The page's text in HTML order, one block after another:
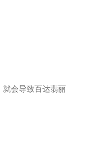
就会导致百达翡丽